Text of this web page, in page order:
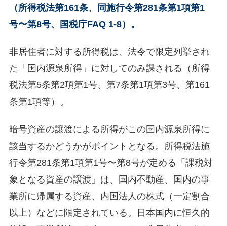
（所得税法第161条、同施行令第281条第1項第1
号〜第8号、国税庁FAQ 1-8）。
非居住者に対する所得税は、法令で限定列挙され
た「国内源泉所得」に対してのみ課される（所得
税法第5条第2項第1号、第7条第1項第3号、第161
条第1項等）。
暗号資産の譲渡による所得がこの国内源泉所得に
該当するかどうかがポイントとなる。所得税法施
行令第281条第1項第1号〜第8号が定める「課税対
象となる資産の譲渡」は、国内不動産、国内の事
業所に帰属する資産、内国法人の株式（一定割合
以上）などに限定されている。日本国内に恒久的